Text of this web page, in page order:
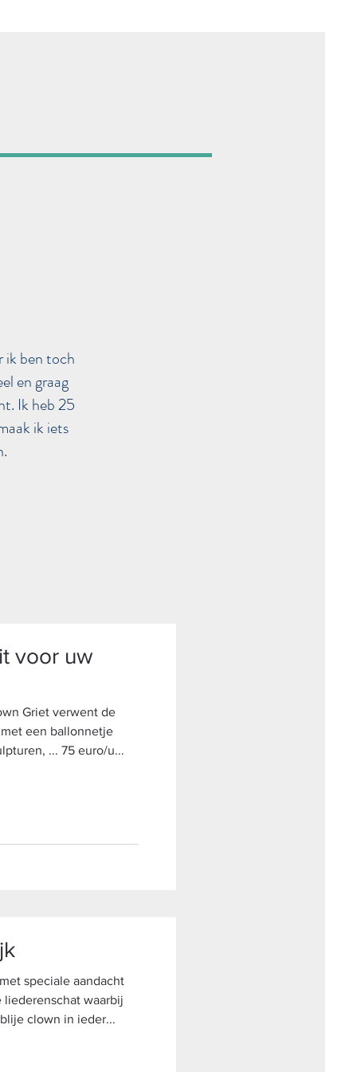
ik ben toch
en graag
Ik heb 25
ik iets
voor uw
Griet verwent de
een ballonnetje
... 75 euro/u...
speciale aandacht
waarbij
clown in ieder...